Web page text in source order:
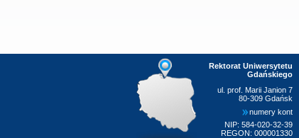
Rektorat Uniwersytetu
Gdańskiego
ul. prof. Marii Janion 7
80-309 Gdańsk
numery kont
NIP: 584-020-32-39
REGON: 000001330